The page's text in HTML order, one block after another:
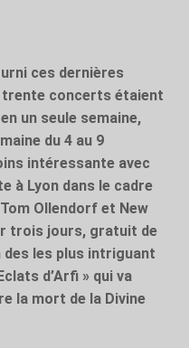
ces dernières
trente concerts étaient
un seule semaine,
du 4 au 9
intéressante avec
à Lyon dans le cadre
Ollendorf et New
trois jours, gratuit de
des les plus intriguant
d’Arfi » qui va
la mort de la Divine